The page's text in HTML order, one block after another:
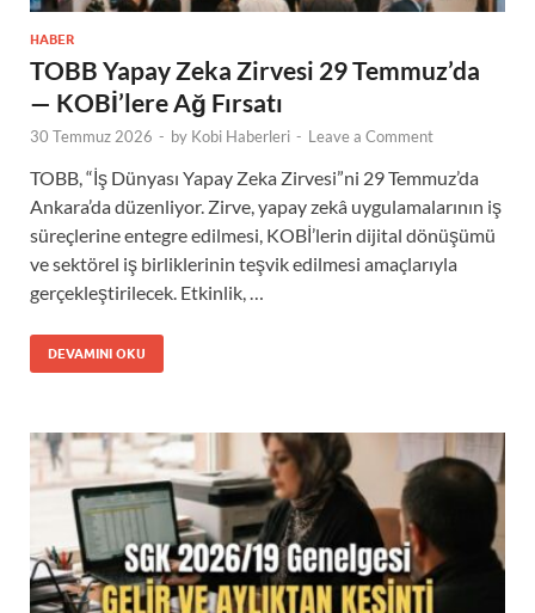
HABER
TOBB Yapay Zeka Zirvesi 29 Temmuz’da
— KOBİ’lere Ağ Fırsatı
30 Temmuz 2026 - by Kobi Haberleri - Leave a Comment
TOBB, “İş Dünyası Yapay Zeka Zirvesi”ni 29 Temmuz’da
Ankara’da düzenliyor. Zirve, yapay zekâ uygulamalarının iş
süreçlerine entegre edilmesi, KOBİ’lerin dijital dönüşümü
ve sektörel iş birliklerinin teşvik edilmesi amaçlarıyla
gerçekleştirilecek. Etkinlik, …
DEVAMINI OKU